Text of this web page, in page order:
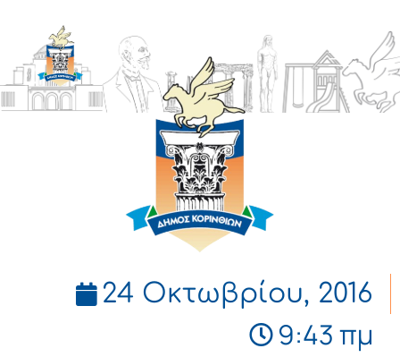
ΔΗΜΟΣ
ΚΟΡΙΝΘΙΩΝ
24 Οκτωβρίου, 2016
9:43 πμ